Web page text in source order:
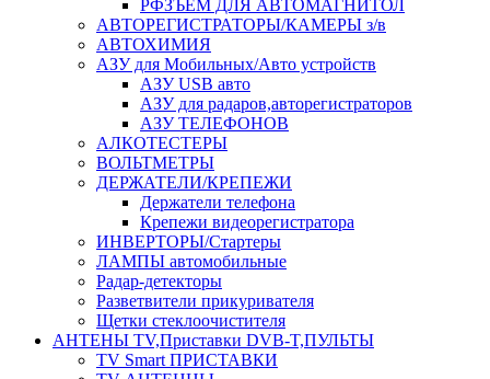
РФЗЪЕМ ДЛЯ АВТОМАГНИТОЛ
АВТОРЕГИСТРАТОРЫ/КАМЕРЫ з/в
АВТОХИМИЯ
АЗУ для Мобильных/Авто устройств
АЗУ USB авто
АЗУ для радаров,авторегистраторов
АЗУ ТЕЛЕФОНОВ
АЛКОТЕСТЕРЫ
ВОЛЬТМЕТРЫ
ДЕРЖАТЕЛИ/КРЕПЕЖИ
Держатели телефона
Крепежи видеорегистратора
ИНВЕРТОРЫ/Стартеры
ЛАМПЫ автомобильные
Радар-детекторы
Разветвители прикуривателя
Щетки стеклоочистителя
АНТЕНЫ ТV,Приставки DVB-T,ПУЛЬТЫ
TV Smart ПРИСТАВКИ